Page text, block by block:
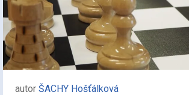
autor ŠACHY Hošťálková